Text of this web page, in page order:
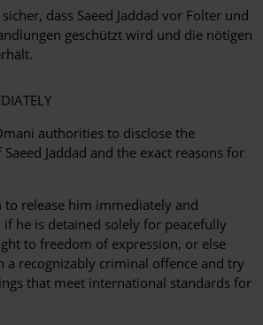
dass Saeed Jaddad vor Folter und
geschützt wird und die nötigen
authorities to disclose the
Jaddad and the exact reasons for
to release him immediately and
he is detained solely for peacefully
to freedom of expression, or else
a recognizably criminal offence and try
that meet international standards for